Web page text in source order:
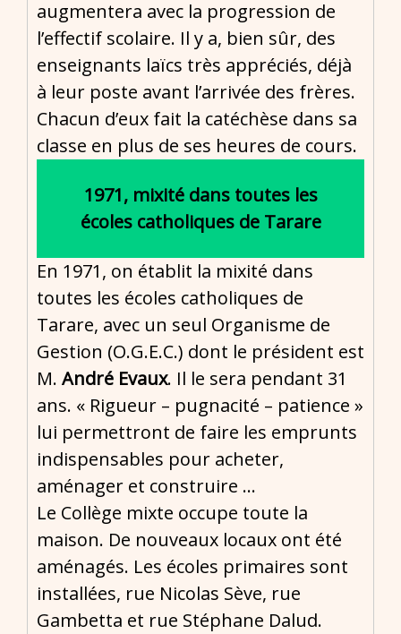
augmentera avec la progression de
l’effectif scolaire. Il y a, bien sûr, des
enseignants laïcs très appréciés, déjà
à leur poste avant l’arrivée des frères.
Chacun d’eux fait la catéchèse dans sa
classe en plus de ses heures de cours.
1971, mixité dans toutes les
écoles catholiques de Tarare
En 1971, on établit la mixité dans
toutes les écoles catholiques de
Tarare, avec un seul Organisme de
Gestion (O.G.E.C.) dont le président est
M. André Evaux. Il le sera pendant 31
ans. « Rigueur – pugnacité – patience »
lui permettront de faire les emprunts
indispensables pour acheter,
aménager et construire …
Le Collège mixte occupe toute la
maison. De nouveaux locaux ont été
aménagés. Les écoles primaires sont
installées, rue Nicolas Sève, rue
Gambetta et rue Stéphane Dalud.